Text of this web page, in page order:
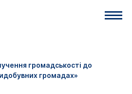
громадськості до
громадах»